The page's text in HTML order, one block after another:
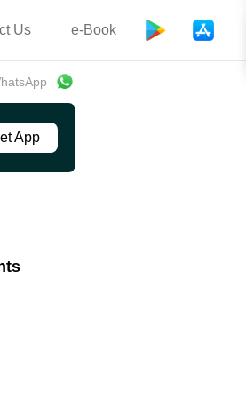
Us e-Book
App